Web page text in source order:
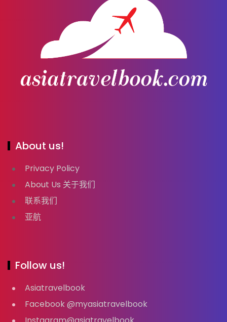
About us!
Privacy Policy
About Us 关于我们
联系我们
亚航
Follow us!
Asiatravelbook
Facebook @myasiatravelbook